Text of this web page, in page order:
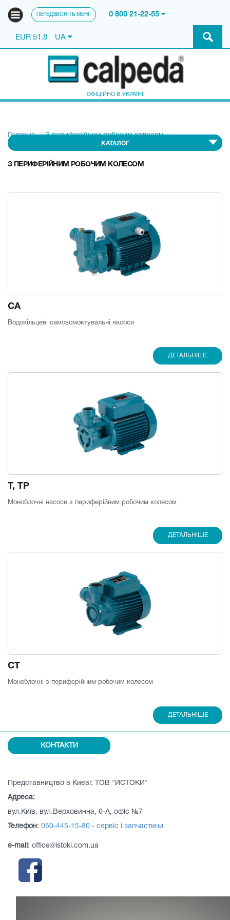
ПЕРЕДЗВОНІТЬ МЕНІ! 0 800 21-22-55
EUR 51.8 UA
ОФІЦІЙНО В УКРАЇНІ
Головна З периферійним робочим колесом
КАТАЛОГ
З ПЕРИФЕРІЙНИМ РОБОЧИМ КОЛЕСОМ
CA
Водокільцеві самовсмоктувальні насоси
ДЕТАЛЬНІШЕ
T, TP
Моноблочні насоси з периферійним робочим колесом
ДЕТАЛЬНІШЕ
CT
Моноблочні з периферійним робочим колесом
ДЕТАЛЬНІШЕ
КОНТАКТИ
Представництво в Києві: ТОВ "ИСТОКИ"
Адреса:
вул.Київ, вул.Верховинна, 6-А, офіс №7
Телефон: 050-445-15-80 - сервіс і запчастини
e-mail : office@istoki.com.ua